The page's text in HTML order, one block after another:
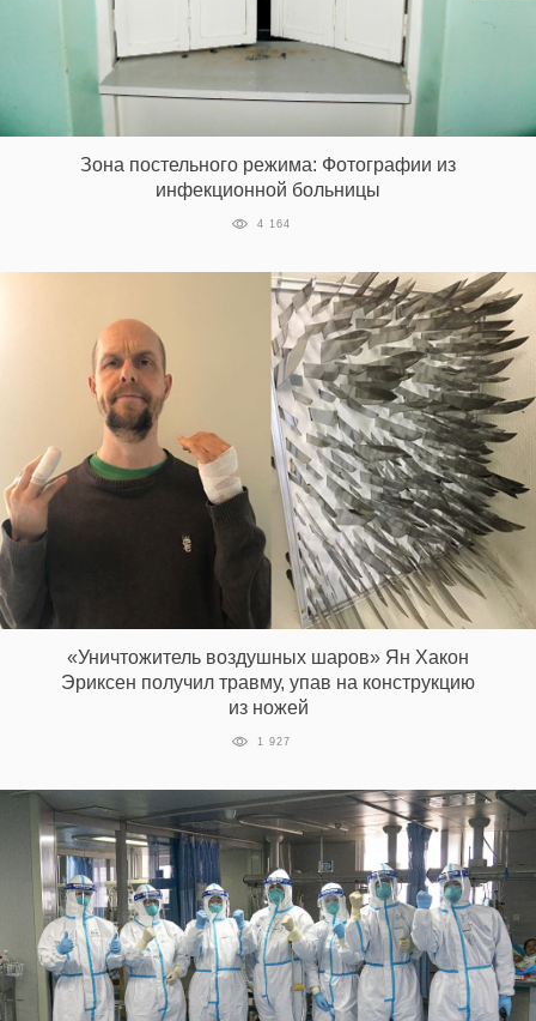
Зона постельного режима: Фотографии из
инфекционной больницы
4 164
«Уничтожитель воздушных шаров» Ян Хакон
Эриксен получил травму, упав на конструкцию
из ножей
1 927